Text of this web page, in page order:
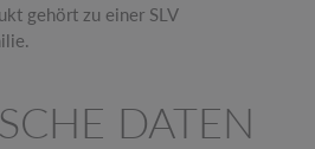
gehört zu einer SLV
DATEN